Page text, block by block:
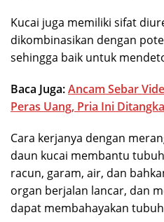
Kucai juga memiliki sifat
dikombinasikan dengan
sehingga baik untuk
Baca Juga:Ancam Sebar
Peras Uang, Pria Ini
Cara kerjanya dengan
daun kucai membantu
racun, garam, air, dan
organ berjalan lancar, dan
dapat membahayakan